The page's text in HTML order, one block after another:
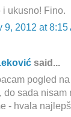
i ukusno! Fino.
9, 2012 at 8:15
said...
pogled
do sada
- hvala